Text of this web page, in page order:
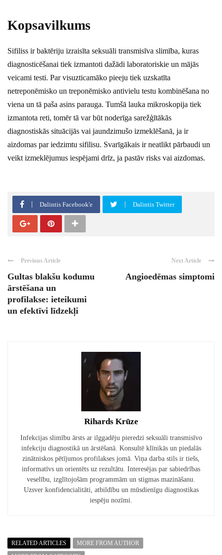
Kopsavilkums
Sifiliss ir baktēriju izraisīta seksuāli transmisīva slimība, kuras
diagnosticēšanai tiek izmantoti dažādi laboratoriskie un mājās
veicami testi. Par visuzticamāko pieeju tiek uzskatīta
netreponēmisko un treponēmisko antivielu testu kombinēšana no
viena un tā paša asins parauga. Tumšā lauka mikroskopija tiek
izmantota reti, tomēr tā var būt noderīga sarežģītākās
diagnostiskās situācijās vai jaundzimušo izmeklēšanā, ja ir
aizdomas par iedzimtu sifilisu. Svarīgākais ir neatlikt pārbaudi un
veikt izmeklējumus iespējami drīz, ja pastāv risks vai aizdomas.
Dalintis Facebook'e Dalintis Twitter
Previous Article
Gultas blakšu kodumu
ārstēšana un
profilakse: ieteikumi
un efektīvi līdzekļi
Next Article
Angioedēmas simptomi
Rihards Krūze
Infekcijas slimību ārsts ar ilggadēju pieredzi seksuāli transmisīvo
infekciju diagnostikā un ārstēšanā. Konsultē klīnikās un piedalās
zinātniskos pētījumos profilakses jomā. Viņa darba stils ir tiešs,
informatīvs un orientēts uz rezultātu. Interesējas par sabiedrības
veselību, izglītojošām programmām un stigmas mazināšanu.
Uzsver konfidencialitāti, atbildību un mūsdienīgu diagnostikas
iespēju nozīmi.
RELATED ARTICLES
MORE FROM AUTHOR